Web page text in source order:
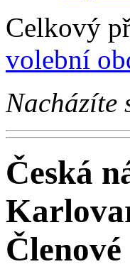
Celkový
volební
Nacházíte
Česká